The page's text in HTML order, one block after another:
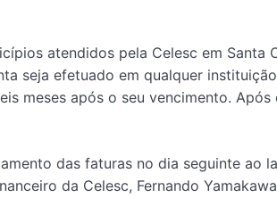
atendidos pela Celesc em
seja efetuado em qualquer
meses após o seu vencimento.
das faturas no dia seguinte
da Celesc, Fernando